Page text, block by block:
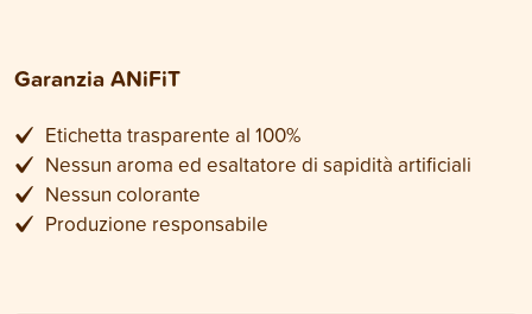
Garanzia ANiFiT
Etichetta trasparente al 100%
Nessun aroma ed esaltatore di sapidità artificiali
Nessun colorante
Produzione responsabile